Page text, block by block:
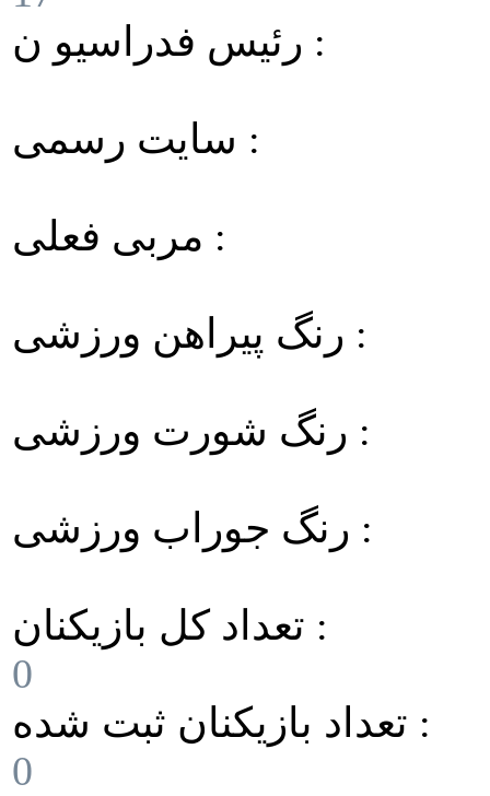
رئیس فدراسیو ن :
سایت رسمی :
مربی فعلی :
رنگ پیراهن ورزشی :
رنگ شورت ورزشی :
رنگ جوراب ورزشی :
تعداد کل بازیکنان :
0
تعداد بازیکنان ثبت شده :
0